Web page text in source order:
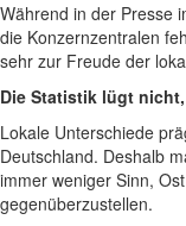
Während in der Presse
die Konzernzentralen
sehr zur Freude der
Die Statistik lügt
Lokale Unterschiede
Deutschland. Deshalb
immer weniger Sinn,
gegenüberzustellen.